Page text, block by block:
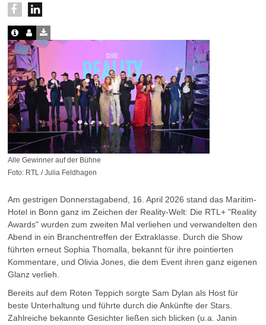
Alle Gewinner auf der Bühne
Foto: RTL / Julia Feldhagen
Am gestrigen Donnerstagabend, 16. April 2026 stand das Maritim-
Hotel in Bonn ganz im Zeichen der Reality-Welt: Die RTL+ "Reality
Awards" wurden zum zweiten Mal verliehen und verwandelten den
Abend in ein Branchentreffen der Extraklasse. Durch die Show
führten erneut Sophia Thomalla, bekannt für ihre pointierten
Kommentare, und Olivia Jones, die dem Event ihren ganz eigenen
Glanz verlieh.
Bereits auf dem Roten Teppich sorgte Sam Dylan als Host für
beste Unterhaltung und führte durch die Ankünfte der Stars.
Zahlreiche bekannte Gesichter ließen sich blicken (u.a. Janin